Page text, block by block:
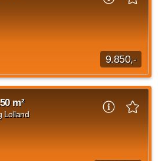
efter aftale
9.850,-
Nakskov på 105 kvadratmeter.
er ikke husdyr tilladt i villaen.
105 m² efter aftale
m²
Lolland